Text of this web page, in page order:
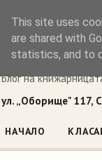
Блог на
ул. „Оборище" 117,
НАЧАЛО
This site uses
are shared with
statistics, and to